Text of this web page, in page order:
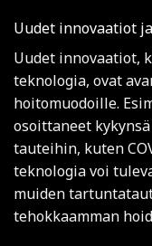
Uudet innovaatiot
Uudet innovaatiot,
teknologia, ovat
hoitomuodoille.
osoittaneet
tauteihin, kuten
teknologia voi
muiden
tehokkaamman